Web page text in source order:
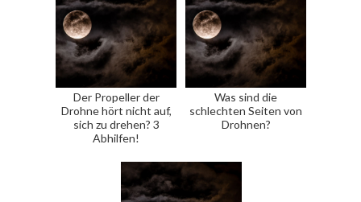
Der Propeller der
Drohne hört nicht auf,
sich zu drehen? 3
Abhilfen!
Was sind die
schlechten Seiten von
Drohnen?